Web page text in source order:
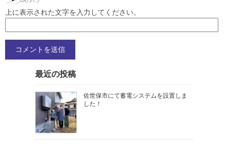
上に表示された文字を入力してください。
最近の投稿
佐世保市にて蓄電システムを設置しま
した！